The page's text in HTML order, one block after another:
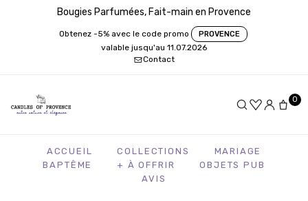
Bougies Parfumées, Fait-main en Provence
Obtenez -5% avec le code promo PROVENCE
valable jusqu'au 11.07.2026
Contact
0
ACCUEIL COLLECTIONS
MARIAGE
BAPTÊME
+ À OFFRIR
OBJETS PUB
AVIS